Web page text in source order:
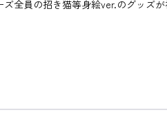
全員の招き猫等身絵ver.のグッズが